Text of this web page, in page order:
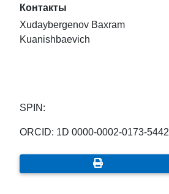
Контакты
Xudaybergenov Baxram
Kuanishbaevich
SPIN:
ORCID: 1D 0000-0002-0173-5442